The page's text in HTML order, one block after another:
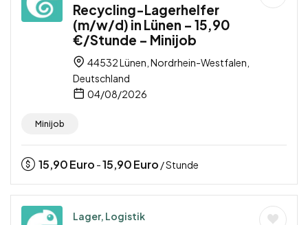
Recycling-Lagerhelfer
(m/w/d) in Lünen – 15,90
€/Stunde – Minijob
44532 Lünen, Nordrhein-Westfalen,
Deutschland
04/08/2026
Minijob
15,90Euro -15,90Euro / Stunde
Lager, Logistik